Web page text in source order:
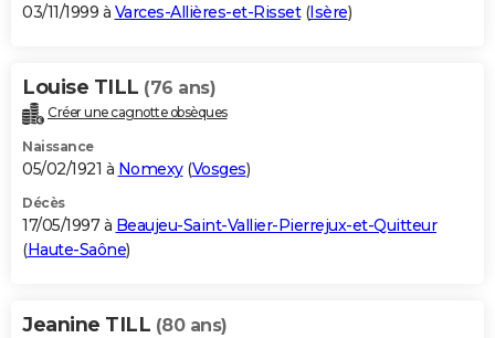
03/11/1999 à Varces-Allières-et-Risset(Isère)
Louise TILL (76 ans)
Créer une cagnotte obsèques
Naissance
05/02/1921 à Nomexy(Vosges)
Décès
17/05/1997 à Beaujeu-Saint-Vallier-Pierrejux-et-Quitteur
(Haute-Saône)
Jeanine TILL (80 ans)